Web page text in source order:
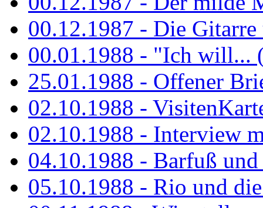
00.12.1987 - Die Gitarre
00.01.1988 - "Ich will...
25.01.1988 - Offener
02.10.1988 -
02.10.1988 - Interview
04.10.1988 - Barfuß und
05.10.1988 - Rio und